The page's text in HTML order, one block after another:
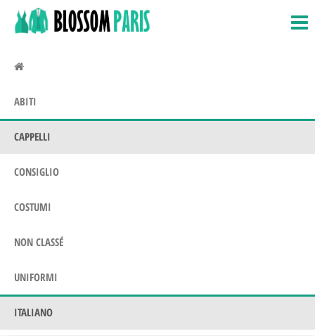
Salta
contenuto
ABITI
CAPPELLI
CONSIGLIO
COSTUMI
NON CLASSÉ
UNIFORMI
ITALIANO